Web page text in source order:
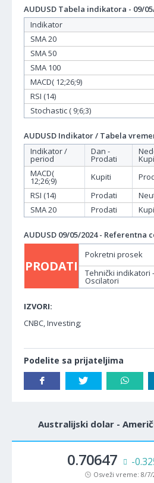
AUDUSD Tabela indikatora - 09/
Indikator
SMA 20
SMA 50
SMA 100
MACD( 12;26;9)
RSI (14)
Stochastic ( 9;6;3)
AUDUSD Indikator / Tabela
Indikator /
period
Dan -
Prodati
MACD(
12;26;9) Kupiti
RSI (14)
Prodati
SMA 20
Prodati
AUDUSD 09/05/2024 - Referentna
PRODATI
Pokretni prosek
Tehnički indikatori -
Oscilatori
IZVORI:
CNBC, Investing;
Podelite sa prijateljima
Australijski dolar -
0.70647 -
Osveži vreme: 8/7/